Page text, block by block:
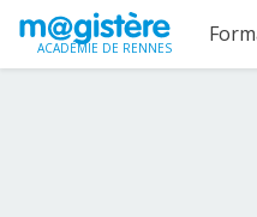
Passer au contenu principal
ACADÉMIE DE RENNES